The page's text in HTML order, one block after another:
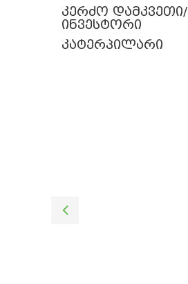
კერძო დამკვეთი/
ინვესტორი
კატერპილარი